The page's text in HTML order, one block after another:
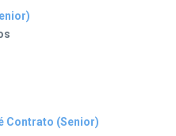
Contrato (Senior)